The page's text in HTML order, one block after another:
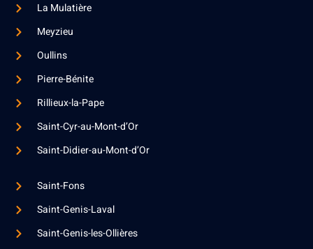
La Mulatière
Meyzieu
Oullins
Pierre-Bénite
Rillieux-la-Pape
Saint-Cyr-au-Mont-d’Or
Saint-Didier-au-Mont-d’Or
Saint-Fons
Saint-Genis-Laval
Saint-Genis-les-Ollières